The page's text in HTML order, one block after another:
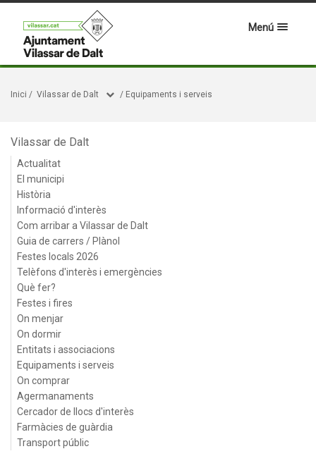
Menú
Inici / Vilassar de Dalt / Equipaments i serveis
Vilassar de Dalt
Actualitat
El municipi
Història
Informació d'interès
Com arribar a Vilassar de Dalt
Guia de carrers / Plànol
Festes locals 2026
Telèfons d'interès i emergències
Què fer?
Festes i fires
On menjar
On dormir
Entitats i associacions
Equipaments i serveis
On comprar
Agermanaments
Cercador de llocs d'interès
Farmàcies de guàrdia
Transport públic